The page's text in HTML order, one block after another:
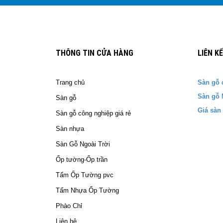
THÔNG TIN CỬA HÀNG
Trang chủ
Sàn gỗ
Sàn gỗ công nghiệp giá rẻ
Sàn nhựa
Sàn Gỗ Ngoài Trời
Ốp tường-Ốp trần
Tấm Ốp Tường pvc
Tấm Nhựa Ốp Tường
Phào Chỉ
Liên hệ
LIÊN
Sàn gỗ
Sàn gỗ
Giá sàn